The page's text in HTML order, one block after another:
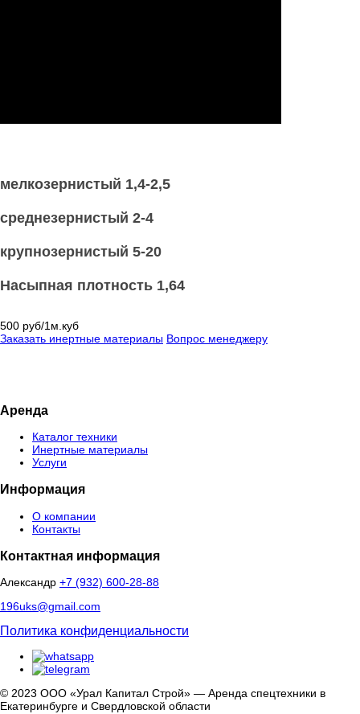
мелкозернистый 1,4-2,5
среднезернистый 2-4
крупнозернистый 5-20
Насыпная плотность 1,64
500 руб/1м.куб
Заказать инертные материалы Вопрос менеджеру
Аренда
Каталог техники
Инертные материалы
Услуги
Информация
О компании
Контакты
Контактная информация
Александр +7 (932) 600-28-88
196uks@gmail.com
Политика конфиденциальности
© 2023 ООО «Урал Капитал Строй» — Аренда спецтехники в
Екатеринбурге и Свердловской области